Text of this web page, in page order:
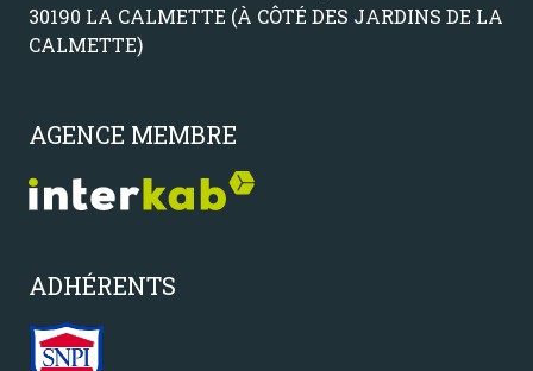
30190 LA CALMETTE (À CÔTÉ DES JARDINS DE LA
CALMETTE)
AGENCE MEMBRE
ADHÉRENTS